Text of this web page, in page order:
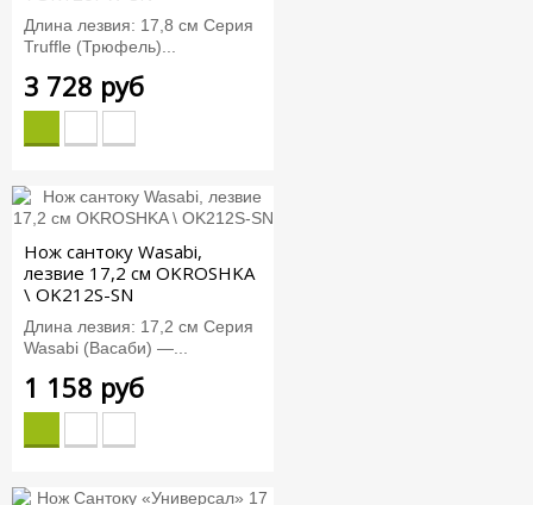
Длина лезвия: 17,8 см Серия
Truffle (Трюфель)...
3 728 руб
Нож сантоку Wasabi,
лезвие 17,2 см OKROSHKA
\ OK212S-SN
Длина лезвия: 17,2 см Серия
Wasabi (Васаби) —...
1 158 руб